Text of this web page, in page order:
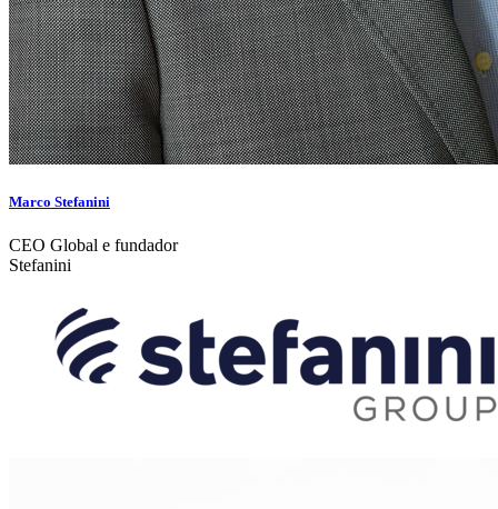
Marco Stefanini
CEO Global e fundador
Stefanini